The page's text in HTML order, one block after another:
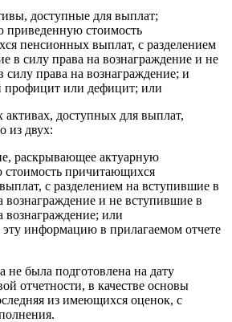
доступные для выплат;
приведенную стоимость
пенсионных выплат, с разделением
в силу права на вознаграждение и не
силу права на вознаграждение; и
профицит или дефицит; или
активах, доступных для выплат,
из двух:
раскрывающее актуарную
стоимость причитающихся
с разделением на вступившие в
вознаграждение и не вступившие в
вознаграждение; или
информацию в прилагаемом отчете
не была подготовлена на дату
отчетности, в качестве основы
из имеющихся оценок, с